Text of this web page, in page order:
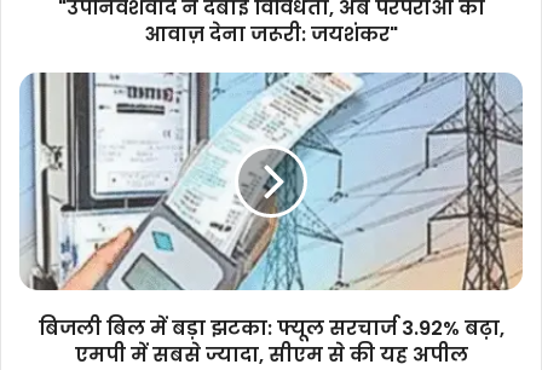
जयशंकर""उपनिवेशवाद ने दबाई विविधता, अब परंपराओं को
आवाज़ देना जरूरी: जयशंकर"
बिजली
झटका:
फ्यूल
सरचार्ज
3.92%
बढ़ा,
एमपी
बिजली बिल में बड़ा झटका: फ्यूल सरचार्ज 3.92% बढ़ा,
एमपी में सबसे ज्यादा, सीएम से की यह अपील